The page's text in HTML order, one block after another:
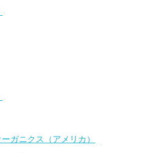
ガニクス（アメリカ）